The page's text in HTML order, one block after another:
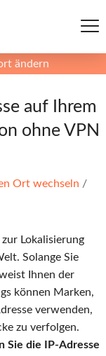
ändern
auf Ihrem
ohne VPN
Ort wechseln /
Lokalisierung
Solange Sie
Ihnen der
können Marken,
verwenden,
zu verfolgen.
Sie die IP-Adresse